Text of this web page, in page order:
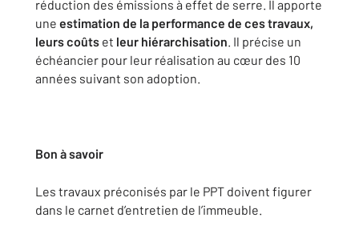
réduction des émissions à effet de serre. Il apporte
une estimation de la performance de ces travaux,
leurs coûts et leur hiérarchisation . Il précise un
échéancier pour leur réalisation au cœur des 10
années suivant son adoption.
Bon à savoir
Les travaux préconisés par le PPT doivent figurer
dans le carnet d’entretien de l’immeuble.